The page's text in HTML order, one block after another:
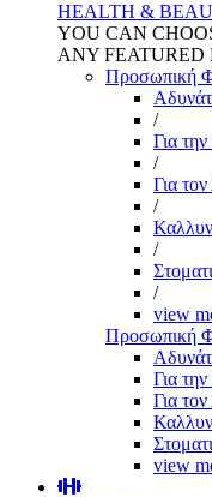
HEALTH &
YOU CAN
ANY FEATURED
Προσωπική
/
Για
/
Για
/
/
/
view
Προσωπική
Για
Για
view